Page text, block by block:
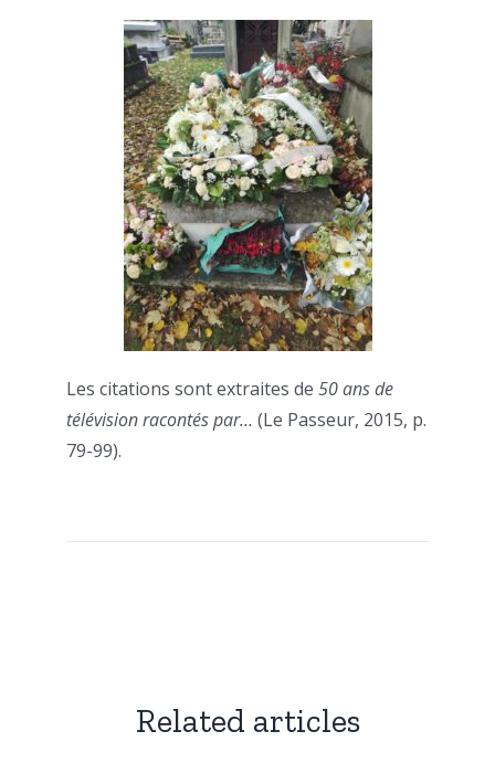
Les citations sont extraites de 50 ans de
télévision racontés par… (Le Passeur, 2015, p.
79-99).
Related articles